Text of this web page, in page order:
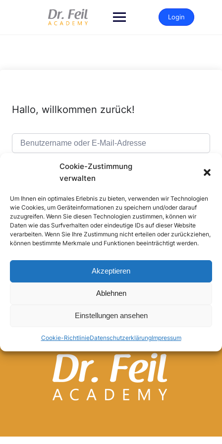
Cookie-Zustimmung
verwalten
Um Ihnen ein optimales Erlebnis zu bieten, verwenden wir Technologien
wie Cookies, um Geräteinformationen zu speichern und/oder darauf
zuzugreifen. Wenn Sie diesen Technologien zustimmen, können wir
Daten wie das Surfverhalten oder eindeutige IDs auf dieser Website
verarbeiten. Wenn Sie Ihre Zustimmung nicht erteilen oder zurückziehen,
können bestimmte Merkmale und Funktionen beeinträchtigt werden.
Akzeptieren
Ablehnen
Einstellungen ansehen
Cookie-RichtlinieDatenschutzerklärungImpressum
Login
Hallo, willkommen zurück!
Alternative:
Angemeldet bleiben Passwort vergessen?
Anmelden